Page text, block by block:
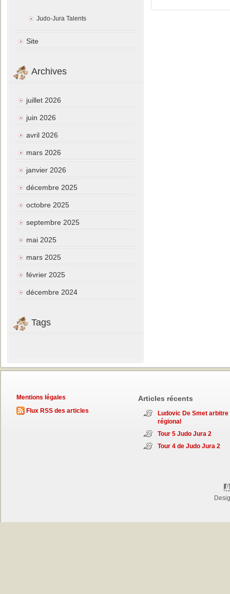
Judo-Jura Talents
Site
Archives
juillet 2026
juin 2026
avril 2026
mars 2026
janvier 2026
décembre 2025
octobre 2025
septembre 2025
mai 2025
mars 2025
février 2025
décembre 2024
Tags
Mentions légales
Flux RSS des articles
Articles récents
Ludovic De Smet arbitre
régional
Tour 5 Judo Jura 2
Tour 4 de Judo Jura 2